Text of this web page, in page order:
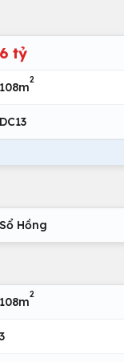
6 tỷ
108m
2
DC13
Sổ Hồng
108m
2
3